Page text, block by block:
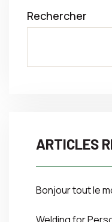
Rechercher
ARTICLES
Bonjour tout le
Welding for